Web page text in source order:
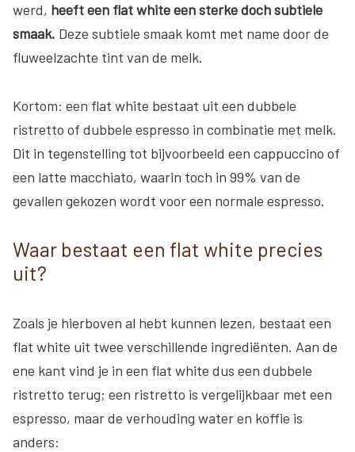
werd, heeft een flat white een sterke doch subtiele
smaak. Deze subtiele smaak komt met name door de
fluweelzachte tint van de melk.
Kortom: een flat white bestaat uit een dubbele
ristretto of dubbele espresso in combinatie met melk.
Dit in tegenstelling tot bijvoorbeeld een cappuccino of
een latte macchiato, waarin toch in 99% van de
gevallen gekozen wordt voor een normale espresso.
Waar bestaat een flat white precies
uit?
Zoals je hierboven al hebt kunnen lezen, bestaat een
flat white uit twee verschillende ingrediënten. Aan de
ene kant vind je in een flat white dus een dubbele
ristretto terug; een ristretto is vergelijkbaar met een
espresso, maar de verhouding water en koffie is
anders: